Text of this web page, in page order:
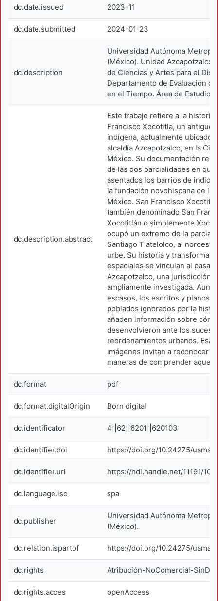
dc.date.issued 2023-11
dc.date.submitted 2024-01-23
dc.description
Universidad Autónoma
(México). Unidad Azcapotzalco.
de Ciencias y Artes para el
Departamento de Evaluación
en el Tiempo. Área de Estudios
dc.description.abstract
Este trabajo refiere a la historia
Francisco Xocotitla, un antiguo
indígena, actualmente ubicado
alcaldía Azcapotzalco, en la
México. Su documentación
de las dos parcialidades en
asentados los barrios de indios
la fundación novohispana de la
México. San Francisco Xocotitla
también denominado San
Xocotitlán o simplemente
ocupó un extremo de la
Santiago Tlatelolco, al noroeste
urbe. Su historia y
espaciales se vinculan al
Azcapotzalco, una jurisdicción
ampliamente investigada.
escasos, los escritos y planos
poblados ignorados por la
añaden información sobre
desenvolvieron ante los
reordenamientos urbanos. Esas
imágenes invitan a reconocer
maneras de comprender aquel
dc.format pdf
dc.format.digitalOrigin Born digital
dc.identificator 4||62||6201||620103
dc.identifier.doi https://doi.org/10.24275/
dc.identifier.uri https://hdl.handle.net/11191/
dc.language.iso spa
dc.publisher
Universidad Autónoma
(México).
dc.relation.ispartof https://doi.org/10.24275/
dc.rights Atribución-NoComercial-
dc.rights.acces openAccess